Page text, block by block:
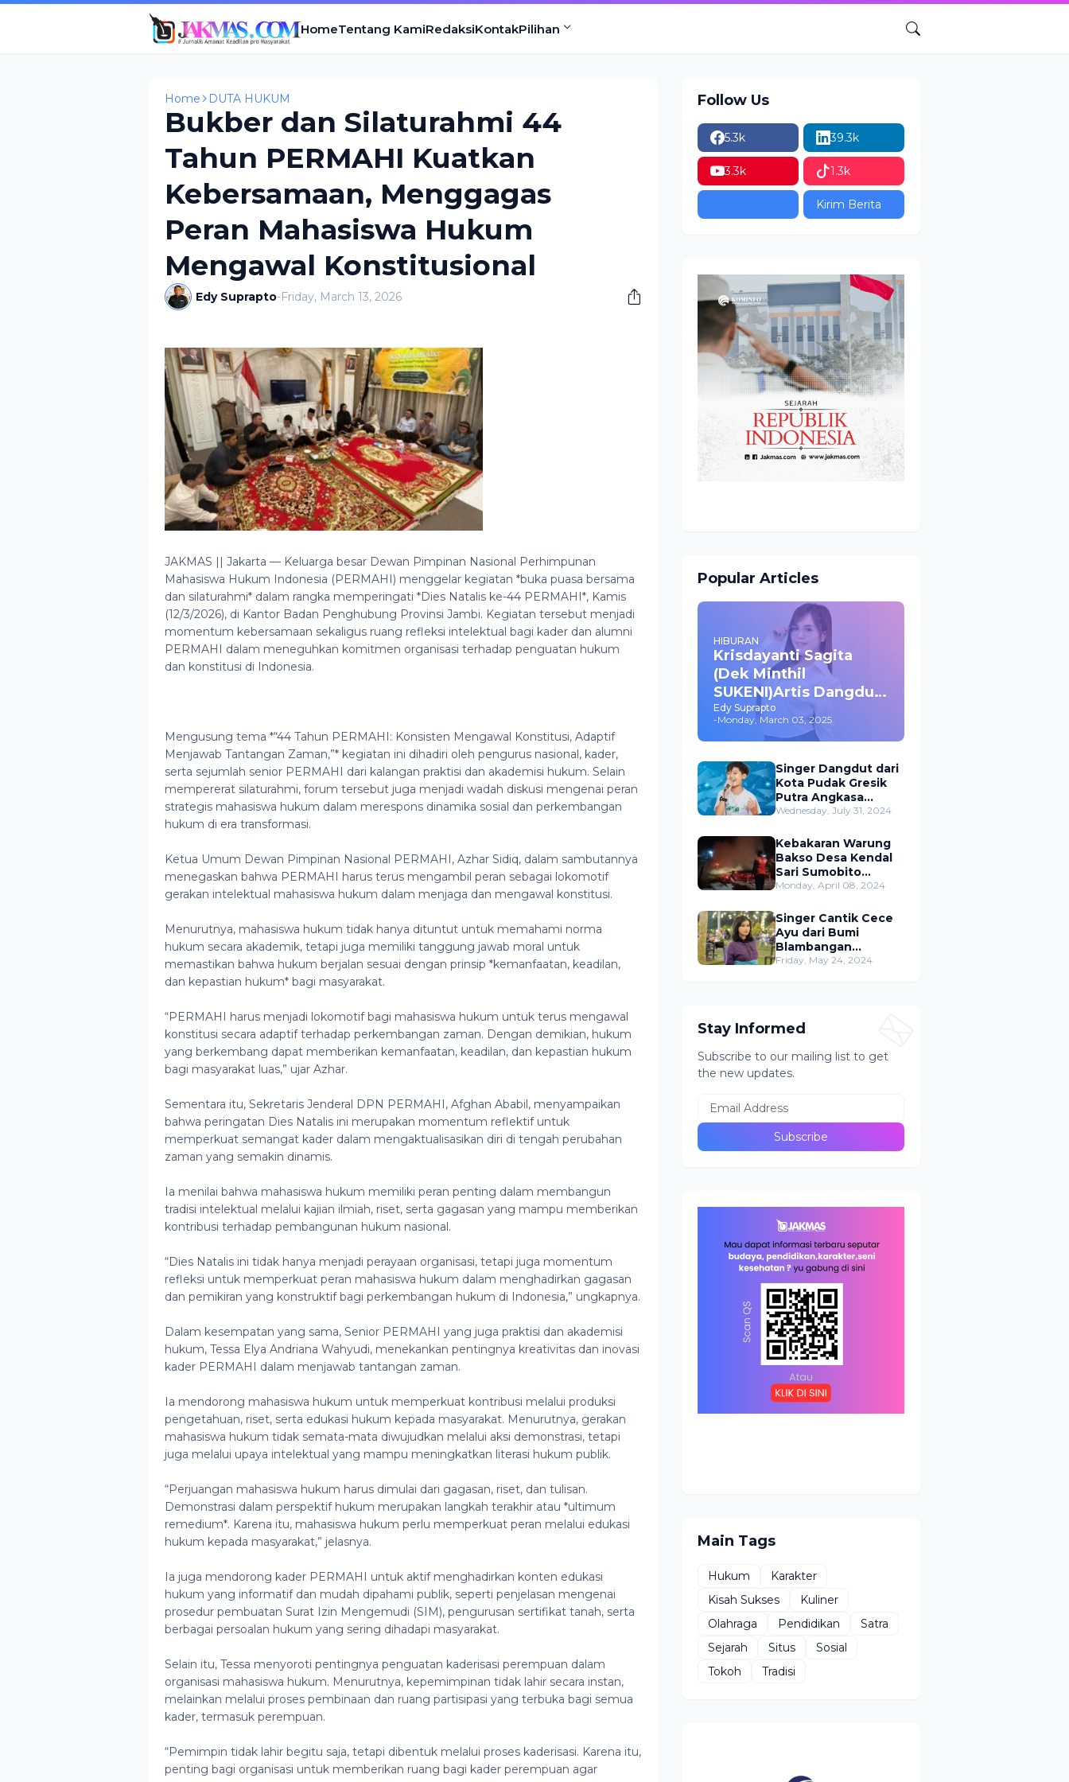
HomeTentang KamiRedaksiKontakPilihan
Home DUTA HUKUM
Bukber dan Silaturahmi 44
Tahun PERMAHI Kuatkan
Kebersamaan, Menggagas
Peran Mahasiswa Hukum
Mengawal Konstitusional
Edy Suprapto-Friday, March 13, 2026
JAKMAS || Jakarta — Keluarga besar Dewan Pimpinan Nasional Perhimpunan
Mahasiswa Hukum Indonesia (PERMAHI) menggelar kegiatan *buka puasa bersama
dan silaturahmi* dalam rangka memperingati *Dies Natalis ke-44 PERMAHI*, Kamis
(12/3/2026), di Kantor Badan Penghubung Provinsi Jambi. Kegiatan tersebut menjadi
momentum kebersamaan sekaligus ruang refleksi intelektual bagi kader dan alumni
PERMAHI dalam meneguhkan komitmen organisasi terhadap penguatan hukum
dan konstitusi di Indonesia.
Mengusung tema *“44 Tahun PERMAHI: Konsisten Mengawal Konstitusi, Adaptif
Menjawab Tantangan Zaman,”* kegiatan ini dihadiri oleh pengurus nasional, kader,
serta sejumlah senior PERMAHI dari kalangan praktisi dan akademisi hukum. Selain
mempererat silaturahmi, forum tersebut juga menjadi wadah diskusi mengenai peran
strategis mahasiswa hukum dalam merespons dinamika sosial dan perkembangan
hukum di era transformasi.
Ketua Umum Dewan Pimpinan Nasional PERMAHI, Azhar Sidiq, dalam sambutannya
menegaskan bahwa PERMAHI harus terus mengambil peran sebagai lokomotif
gerakan intelektual mahasiswa hukum dalam menjaga dan mengawal konstitusi.
Menurutnya, mahasiswa hukum tidak hanya dituntut untuk memahami norma
hukum secara akademik, tetapi juga memiliki tanggung jawab moral untuk
memastikan bahwa hukum berjalan sesuai dengan prinsip *kemanfaatan, keadilan,
dan kepastian hukum* bagi masyarakat.
“PERMAHI harus menjadi lokomotif bagi mahasiswa hukum untuk terus mengawal
konstitusi secara adaptif terhadap perkembangan zaman. Dengan demikian, hukum
yang berkembang dapat memberikan kemanfaatan, keadilan, dan kepastian hukum
bagi masyarakat luas,” ujar Azhar.
Sementara itu, Sekretaris Jenderal DPN PERMAHI, Afghan Ababil, menyampaikan
bahwa peringatan Dies Natalis ini merupakan momentum reflektif untuk
memperkuat semangat kader dalam mengaktualisasikan diri di tengah perubahan
zaman yang semakin dinamis.
Ia menilai bahwa mahasiswa hukum memiliki peran penting dalam membangun
tradisi intelektual melalui kajian ilmiah, riset, serta gagasan yang mampu memberikan
kontribusi terhadap pembangunan hukum nasional.
“Dies Natalis ini tidak hanya menjadi perayaan organisasi, tetapi juga momentum
refleksi untuk memperkuat peran mahasiswa hukum dalam menghadirkan gagasan
dan pemikiran yang konstruktif bagi perkembangan hukum di Indonesia,” ungkapnya.
Dalam kesempatan yang sama, Senior PERMAHI yang juga praktisi dan akademisi
hukum, Tessa Elya Andriana Wahyudi, menekankan pentingnya kreativitas dan inovasi
kader PERMAHI dalam menjawab tantangan zaman.
Ia mendorong mahasiswa hukum untuk memperkuat kontribusi melalui produksi
pengetahuan, riset, serta edukasi hukum kepada masyarakat. Menurutnya, gerakan
mahasiswa hukum tidak semata-mata diwujudkan melalui aksi demonstrasi, tetapi
juga melalui upaya intelektual yang mampu meningkatkan literasi hukum publik.
“Perjuangan mahasiswa hukum harus dimulai dari gagasan, riset, dan tulisan.
Demonstrasi dalam perspektif hukum merupakan langkah terakhir atau *ultimum
remedium*. Karena itu, mahasiswa hukum perlu memperkuat peran melalui edukasi
hukum kepada masyarakat,” jelasnya.
Ia juga mendorong kader PERMAHI untuk aktif menghadirkan konten edukasi
hukum yang informatif dan mudah dipahami publik, seperti penjelasan mengenai
prosedur pembuatan Surat Izin Mengemudi (SIM), pengurusan sertifikat tanah, serta
berbagai persoalan hukum yang sering dihadapi masyarakat.
Selain itu, Tessa menyoroti pentingnya penguatan kaderisasi perempuan dalam
organisasi mahasiswa hukum. Menurutnya, kepemimpinan tidak lahir secara instan,
melainkan melalui proses pembinaan dan ruang partisipasi yang terbuka bagi semua
kader, termasuk perempuan.
“Pemimpin tidak lahir begitu saja, tetapi dibentuk melalui proses kaderisasi. Karena itu,
penting bagi organisasi untuk memberikan ruang bagi kader perempuan agar
Follow Us
5.3k 39.3k
3.3k 1.3k
Kirim Berita
Popular Articles
HIBURAN
Krisdayanti Sagita
(Dek Minthil
SUKENI)Artis Dangdut
Yang Mulai Naik Daun
,Merambah Bisnis dan
Akting
Edy Suprapto
-Monday, March 03, 2025
Singer Dangdut dari
Kota Pudak Gresik
Putra Angkasa
Gemparkan
Indonesia
Wednesday, July 31, 2024
Kebakaran Warung
Bakso Desa Kendal
Sari Sumobito
Jombang Berhasil di
Monday, April 08, 2024
Singer Cantik Cece
Ayu dari Bumi
Blambangan
Banyuwangi Siap
Friday, May 24, 2024
Stay Informed
Subscribe to our mailing list to get
the new updates.
Main Tags
Hukum
Karakter
Kisah Sukses
Kuliner
Olahraga
Pendidikan
Satra
Sejarah
Situs
Sosial
Tokoh
Tradisi